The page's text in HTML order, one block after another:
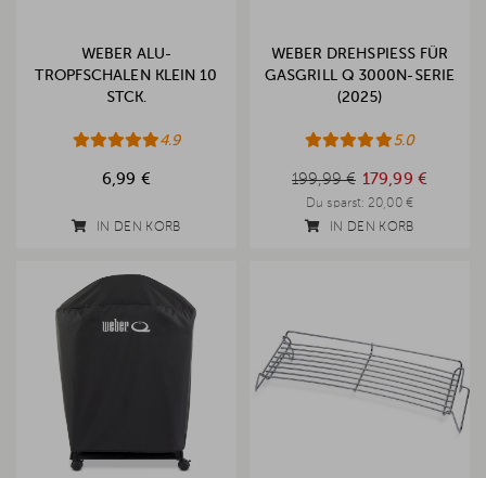
WEBER ALU-
TROPFSCHALEN KLEIN 10
STCK.
4.9
6,99 €
IN DEN KORB
WEBER DREHSPIESS FÜR G
ASGRILL Q 3000N-SERIE (
2025)
5.0
199,99 € 179,99 €
Du sparst:20,00 €
IN DEN KORB